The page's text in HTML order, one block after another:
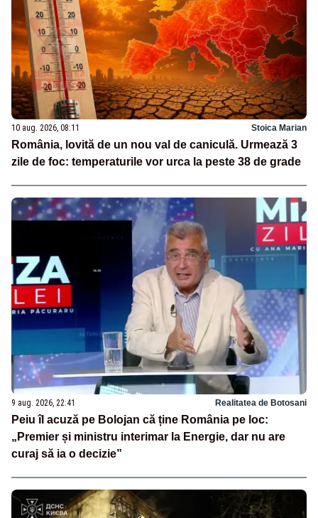
10 aug. 2026, 08:11 Stoica Marian
România, lovită de un nou val de caniculă. Urmează 3
zile de foc: temperaturile vor urca la peste 38 de grade
9 aug. 2026, 22:41 Realitatea de Botosani
Peiu îl acuză pe Bolojan că ține România pe loc:
„Premier și ministru interimar la Energie, dar nu are
curaj să ia o decizie”